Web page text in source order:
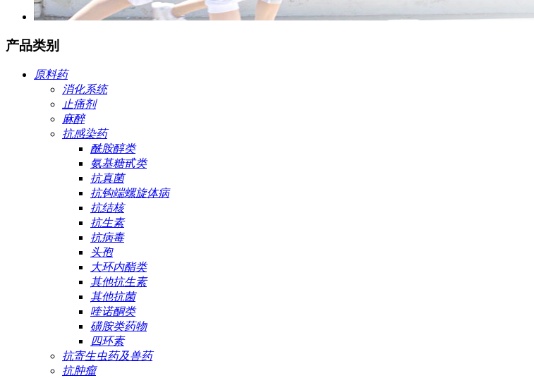
产品类别
原料药
消化系统
止痛剂
麻醉
抗感染药
酰胺醇类
氨基糖甙类
抗真菌
抗钩端螺旋体病
抗结核
抗生素
抗病毒
头孢
大环内酯类
其他抗生素
其他抗菌
喹诺酮类
磺胺类药物
四环素
抗寄生虫药及兽药
抗肿瘤